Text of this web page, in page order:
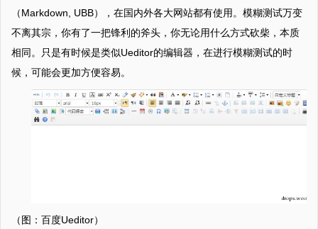
（Markdown, UBB），在国内外各大网站都有使用。模糊测试万变
不离其宗，你有了一把锋利的斧头，你无论用什么方式砍柴，本质
相同。只是有时候是类似Ueditor的编辑器，在进行模糊测试的时
候，可能会更加方便容易。
（图：百度Ueditor）